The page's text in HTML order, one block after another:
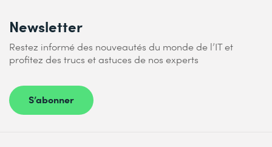
Newsletter
Restez informé des nouveautés du monde de l’IT et
profitez des trucs et astuces de nos experts
S’abonner